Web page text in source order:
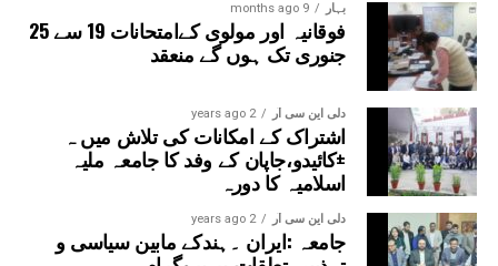
بہار 9 months ago
فوقانیہ اور مولوی کےامتحانات 19 سے 25
جنوری تک ہوں گے منعقد
دلی این سی آر 2 years ago
اشتراک کے امکانات کی تلاش میں ہ
±کائیدو،جاپان کے وفد کا جامعہ ملیہ
اسلامیہ کا دورہ
دلی این سی آر 2 years ago
جامعہ :ایران ۔ہندکے مابین سیاسی و